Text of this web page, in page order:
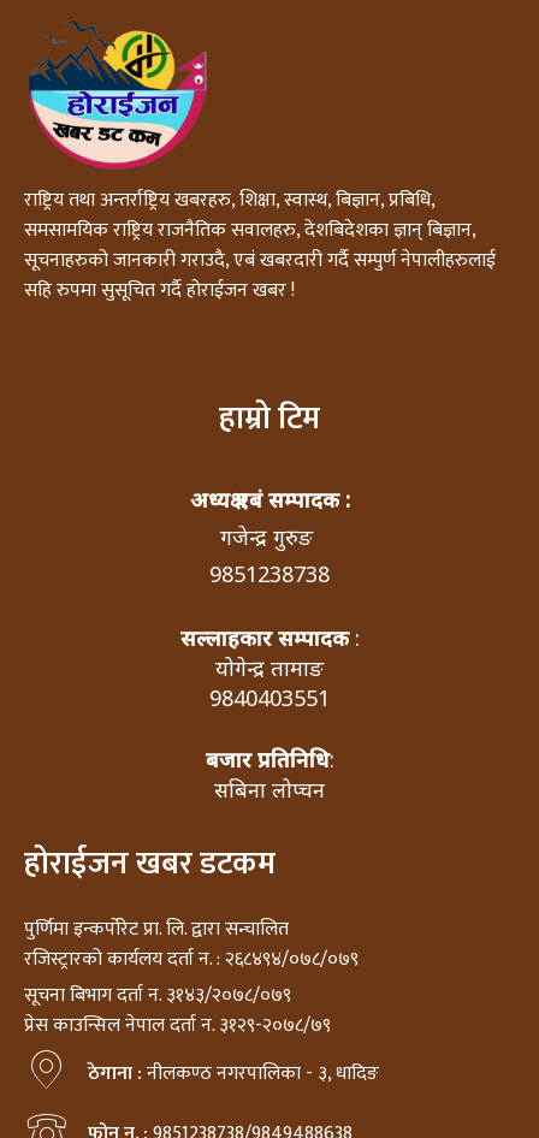
राष्ट्रिय तथा अन्तर्राष्ट्रिय खबरहरु, शिक्षा, स्वास्थ, बिज्ञान, प्रबिधि,
समसामयिक राष्ट्रिय राजनैतिक सवालहरु, देशबिदेशका ज्ञान् बिज्ञान,
सूचनाहरुको जानकारी गराउदै, एबं खबरदारी गर्दै सम्पुर्ण नेपालीहरुलाई
सहि रुपमा सुसूचित गर्दै होराईजन खबर !
हाम्रो टिम
अध्यक्ष एबं सम्पादक :
गजेन्द्र गुरुङ
9851238738
सल्लाहकार सम्पादक:
योगेन्द्र तामाङ
9840403551
बजार प्रतिनिधि:
सबिना लोप्चन
होराईजन खबर डटकम
पुर्णिमा इन्कर्पोरेट प्रा. लि. द्वारा सन्चालित
रजिस्ट्रारको कार्यलय दर्ता न. : २६८४९४/०७८/०७९
सूचना बिभाग दर्ता न. ३१४३/२०७८/०७९
प्रेस काउन्सिल नेपाल दर्ता न. ३१२९-२०७८/७९
ठेगाना :नीलकण्ठ नगरपालिका - ३, धादिङ